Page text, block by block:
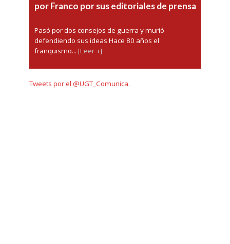
por Franco por sus editoriales de prensa
Pasó por dos consejos de guerra y murió
defendiendo sus ideas Hace 80 años el
franquismo... [Leer +]
Tweets por el @UGT_Comunica.